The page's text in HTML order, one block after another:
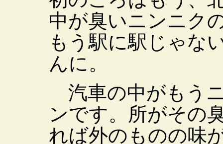
中が臭いニンニク
もう駅に駅じゃな
んに。
汽車の中がもう
ンです。所がその
れば外のものの味